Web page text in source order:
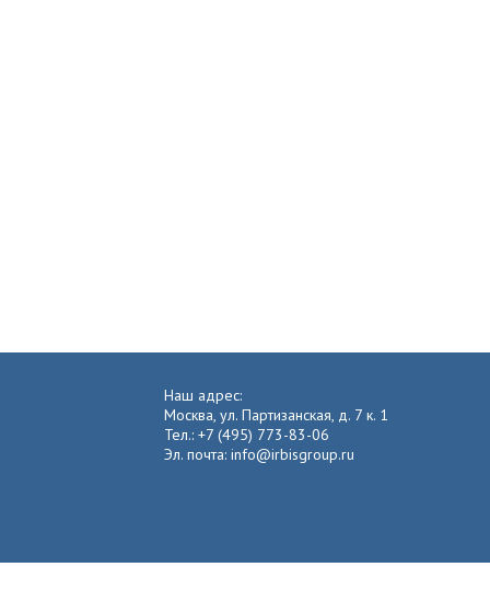
Наш адрес:
Москва, ул. Партизанская, д. 7 к. 1
Тел.: +7 (495) 773-83-06
Эл. почта: info@irbisgroup.ru